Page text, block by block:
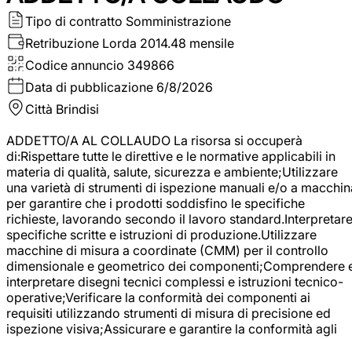
Tipo di contratto Somministrazione
Retribuzione Lorda 2014.48 mensile
Codice annuncio 349866
Data di pubblicazione 6/8/2026
Città Brindisi
ADDETTO/A AL COLLAUDO La risorsa si occuperà
di:Rispettare tutte le direttive e le normative applicabili in
materia di qualità, salute, sicurezza e ambiente;Utilizzare
una varietà di strumenti di ispezione manuali e/o a
per garantire che i prodotti soddisfino le specifiche
richieste, lavorando secondo il lavoro standard.Interpretare
specifiche scritte e istruzioni di produzione.Utilizzare
macchine di misura a coordinate (CMM) per il controllo
dimensionale e geometrico dei componenti;Comprendere
interpretare disegni tecnici complessi e istruzioni tecnico-
operative;Verificare la conformità dei componenti ai
requisiti utilizzando strumenti di misura di precisione ed
ispezione visiva;Assicurare e garantire la conformità agli